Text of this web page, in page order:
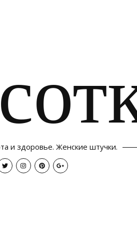
и здоровье. Женские штучки.